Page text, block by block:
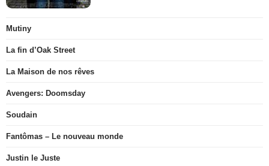
Mutiny
La fin d’Oak Street
La Maison de nos rêves
Avengers: Doomsday
Soudain
Fantômas – Le nouveau monde
Justin le Juste